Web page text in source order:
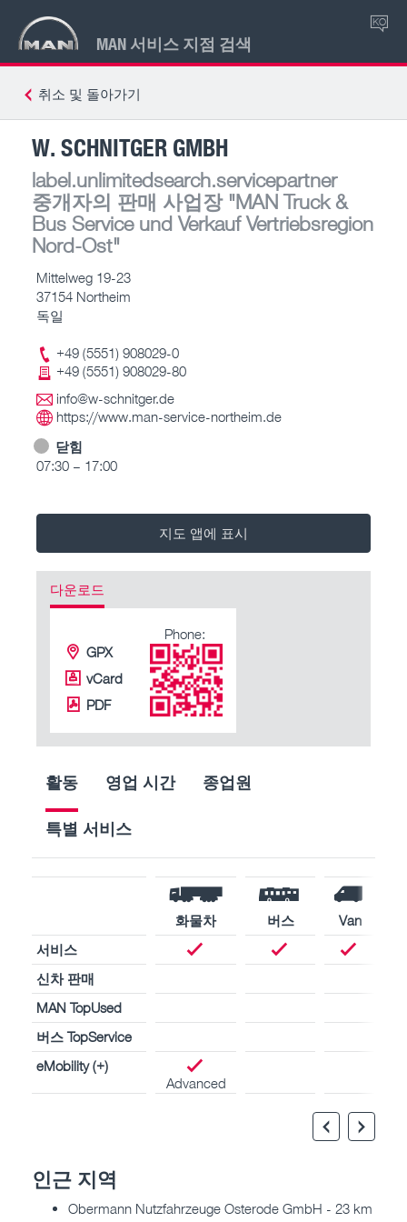
MAN 서비스 지점 검색
KO
취소 및 돌아가기
W. SCHNITGER GMBH
label.unlimitedsearch.servicepartner
중개자의 판매 사업장"MAN Truck &
Bus Service und Verkauf Vertriebsregion
Nord-Ost"
Mittelweg 19-23
37154 Northeim
독일
+49 (5551) 908029-0
+49 (5551) 908029-80
info@w-schnitger.de
https://www.man-service-northeim.de
닫힘
07:30 – 17:00
지도 앱에 표시
다운로드
GPX
vCard
PDF
Phone:
활동 영업 시간 종업원
특별 서비스
화물차 버스
Van
서비스
신차 판매
MAN TopUsed
버스 TopService
eMobility (+)
Advanced
인근 지역
Obermann Nutzfahrzeuge Osterode GmbH - 23 km